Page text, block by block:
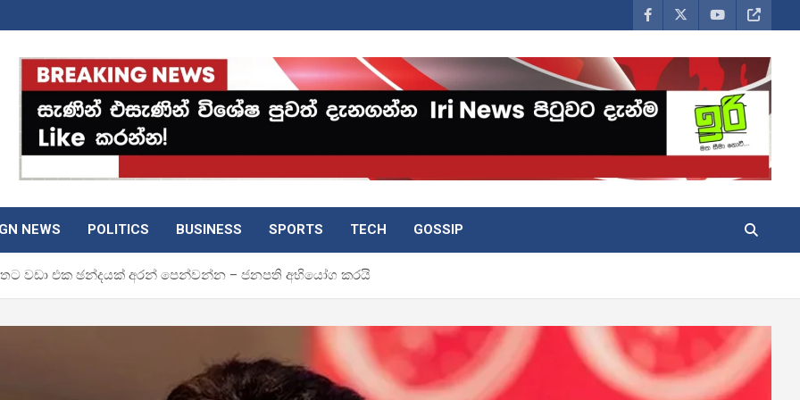
NEWS POLITICS BUSINESS SPORTS TECH GOSSIP
වඩා එක ඡන්දයක් අරන් පෙන්වන්න – ජනපති අභියෝග කරයි